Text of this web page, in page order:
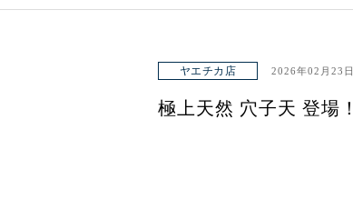
ヤエチカ店 2026年02月23日
極上天然 穴子天 登場！